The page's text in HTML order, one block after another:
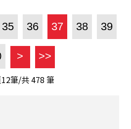
35 36 37 38 39
> >>
12筆/共478 筆